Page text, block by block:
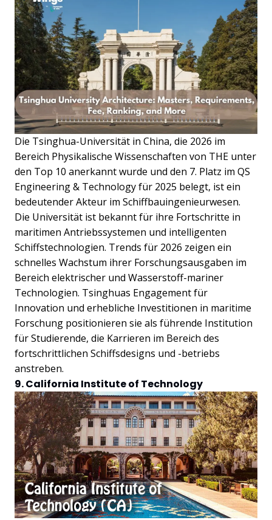
Die Tsinghua-Universität in China, die 2026 im
Bereich Physikalische Wissenschaften von THE unter
den Top 10 anerkannt wurde und den 7. Platz im QS
Engineering & Technology für 2025 belegt, ist ein
bedeutender Akteur im Schiffbauingenieurwesen.
Die Universität ist bekannt für ihre Fortschritte in
maritimen Antriebssystemen und intelligenten
Schiffstechnologien. Trends für 2026 zeigen ein
schnelles Wachstum ihrer Forschungsausgaben im
Bereich elektrischer und Wasserstoff-mariner
Technologien. Tsinghuas Engagement für
Innovation und erhebliche Investitionen in maritime
Forschung positionieren sie als führende Institution
für Studierende, die Karrieren im Bereich des
fortschrittlichen Schiffsdesigns und -betriebs
anstreben.
9. California Institute of Technology